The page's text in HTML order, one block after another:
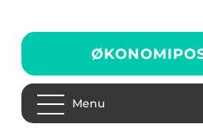
Menu